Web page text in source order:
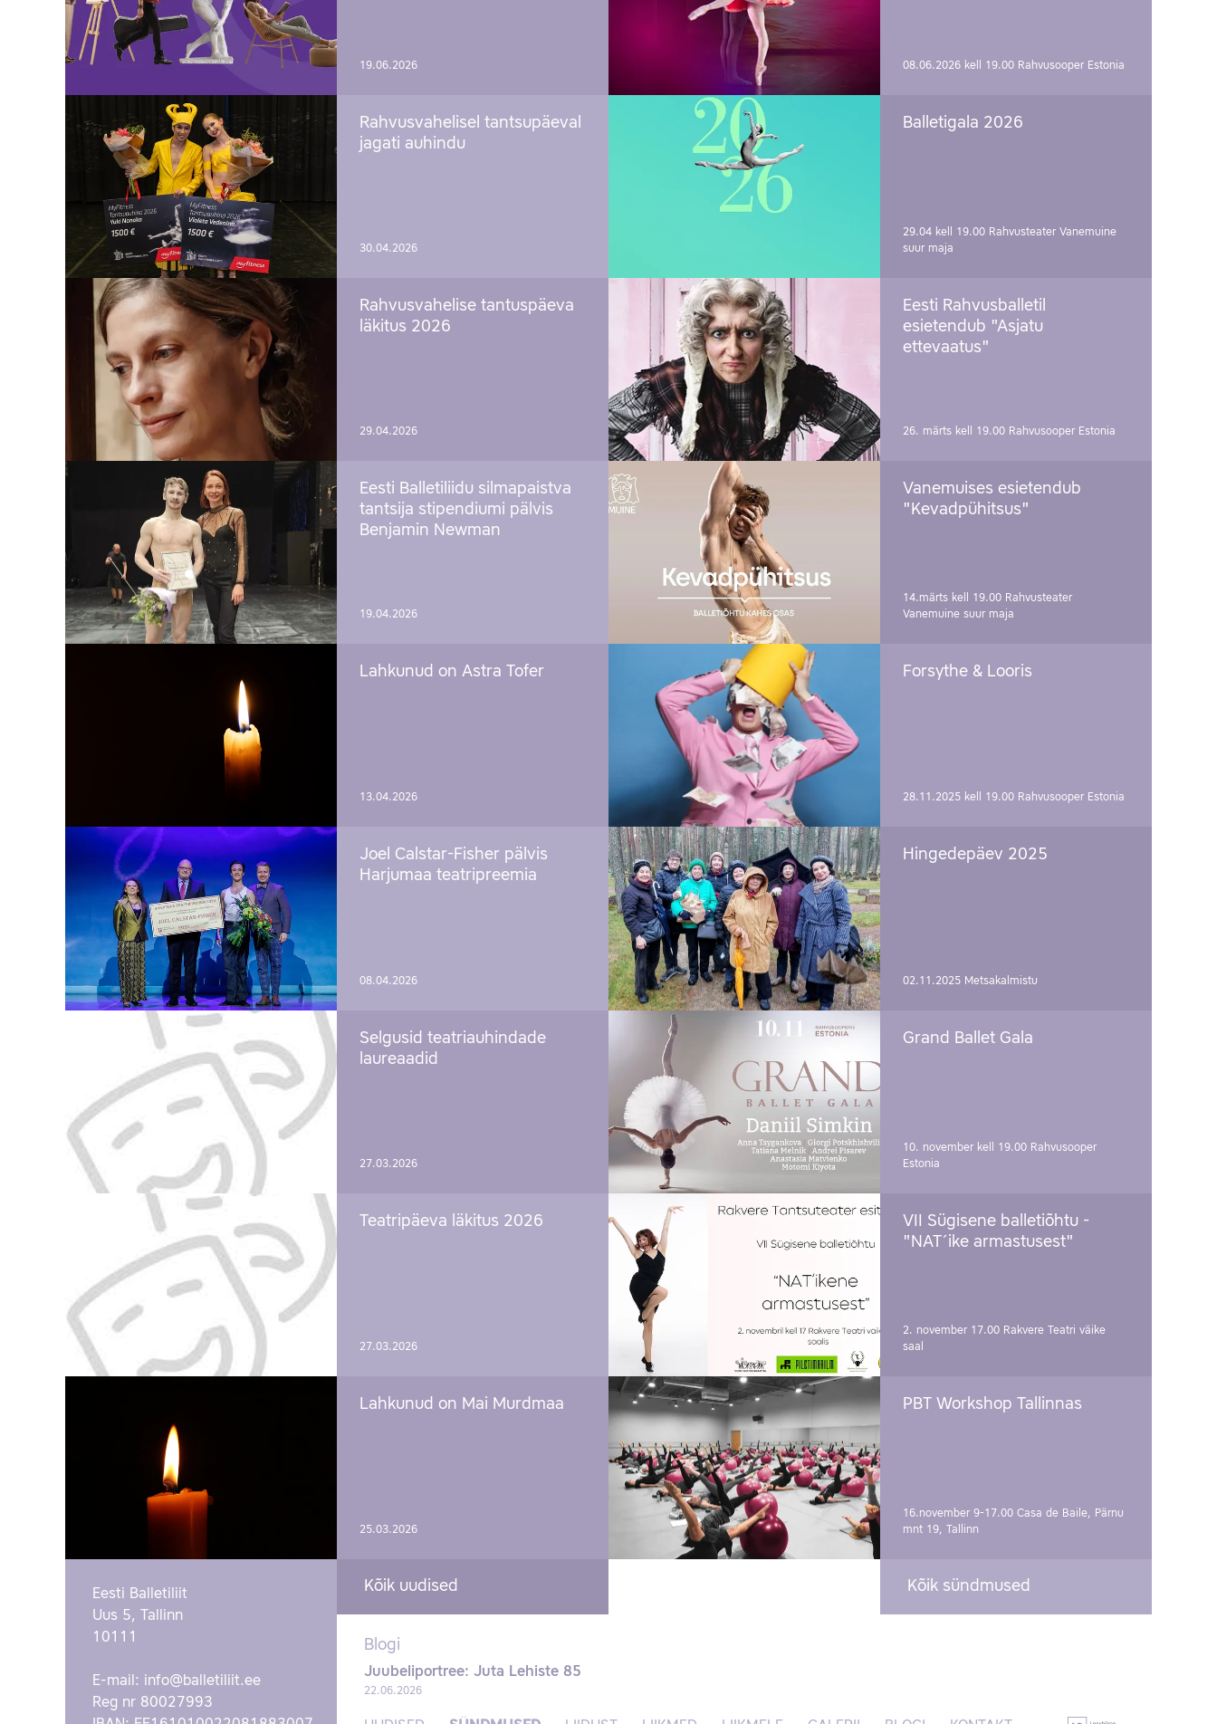
19.06.2026
Rahvusvahelisel tantsupäeval
jagati auhindu
30.04.2026
Rahvusvahelise tantuspäeva
läkitus 2026
29.04.2026
Eesti Balletiliidu silmapaistva
tantsija stipendiumi pälvis
Benjamin Newman
19.04.2026
Lahkunud on Astra Tofer
13.04.2026
Joel Calstar-Fisher pälvis
Harjumaa teatripreemia
08.04.2026
Selgusid teatriauhindade
laureaadid
27.03.2026
Teatripäeva läkitus 2026
27.03.2026
Lahkunud on Mai Murdmaa
25.03.2026
Kõik uudised
08.06.2026 kell 19.00 Rahvusooper Estonia
Balletigala 2026
29.04 kell 19.00 Rahvusteater Vanemuine
suur maja
Eesti Rahvusballetil
esietendub "Asjatu
ettevaatus"
26. märts kell 19.00 Rahvusooper Estonia
Vanemuises esietendub
"Kevadpühitsus"
14.märts kell 19.00 Rahvusteater
Vanemuine suur maja
Forsythe & Looris
28.11.2025 kell 19.00 Rahvusooper Estonia
Hingedepäev 2025
02.11.2025 Metsakalmistu
Grand Ballet Gala
10. november kell 19.00 Rahvusooper
Estonia
VII Sügisene balletiõhtu -
"NAT´ike armastusest"
2. november 17.00 Rakvere Teatri väike
saal
PBT Workshop Tallinnas
16.november 9-17.00 Casa de Baile, Pärnu
mnt 19, Tallinn
Kõik sündmused
Eesti Balletiliit
Uus 5, Tallinn
10111
E-mail: info@balletiliit.ee
Reg nr 80027993
Blogi
Juubeliportree: Juta Lehiste 85
22.06.2026